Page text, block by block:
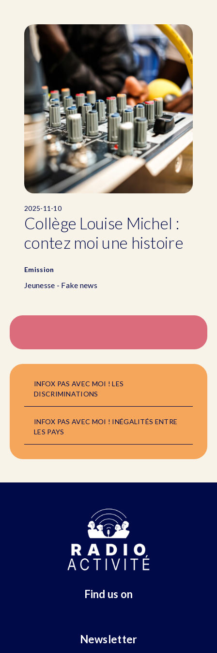
2025-11-10
Collège Louise Michel :
contez moi une histoire
Emission
Jeunesse - Fake news
INFOX PAS AVEC MOI ! LES
DISCRIMINATIONS
INFOX PAS AVEC MOI ! INÉGALITÉS ENTRE
LES PAYS
Find us on
Newsletter